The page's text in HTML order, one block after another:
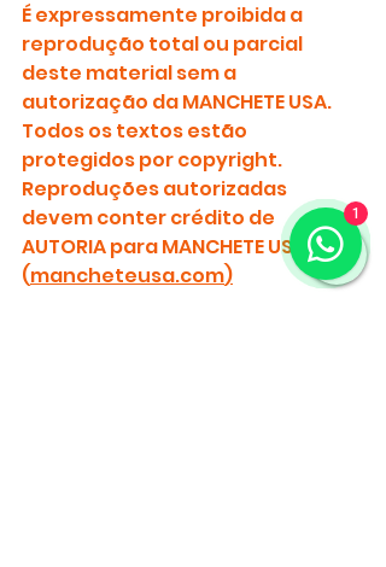
É expressamente proibida a
reprodução total ou parcial
deste material sem a
autorização da MANCHETE USA.
Todos os textos estão
protegidos por copyright.
Reproduções autorizadas
devem conter crédito de
AUTORIA para MANCHETE USA
(mancheteusa.com)
1